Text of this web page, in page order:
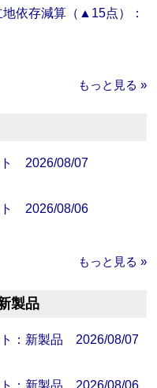
地依存減算（▲15点）：
もっと見る »
ト 2026/08/07
ト 2026/08/06
もっと見る »
製品
ト：新製品 2026/08/07